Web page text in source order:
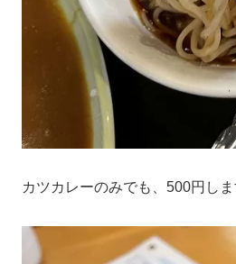
カツカレーのみでも、500円しま